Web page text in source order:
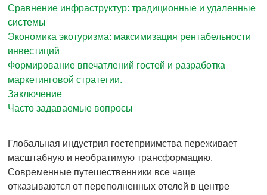
Сравнение инфраструктур: традиционные и удаленные
системы
Экономика экотуризма: максимизация рентабельности
инвестиций
Формирование впечатлений гостей и разработка
маркетинговой стратегии.
Заключение
Часто задаваемые вопросы
Глобальная индустрия гостеприимства переживает
масштабную и необратимую трансформацию.
Современные путешественники все чаще
отказываются от переполненных отелей в центре